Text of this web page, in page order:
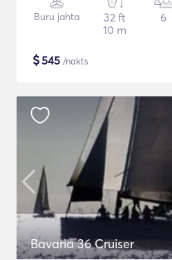
Buru jahta
32 ft
10 m
6
$545 /nakts
Bavaria 36 Cruiser